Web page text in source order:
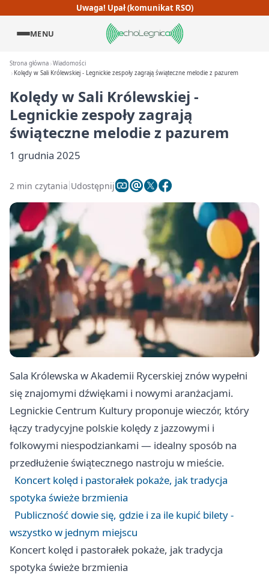
Uwaga! Upał (komunikat RSO)
MENU
Strona główna Wiadomości
Kolędy w Sali Królewskiej - Legnickie zespoły zagrają świąteczne melodie z pazurem
Kolędy w Sali Królewskiej -
Legnickie zespoły zagrają
świąteczne melodie z pazurem
1 grudnia 2025
2 min czytania Udostępnij
Sala Królewska w Akademii Rycerskiej znów wypełni
się znajomymi dźwiękami i nowymi aranżacjami.
Legnickie Centrum Kultury proponuje wieczór, który
łączy tradycyjne polskie kolędy z jazzowymi i
folkowymi niespodziankami — idealny sposób na
przedłużenie świątecznego nastroju w mieście.
Koncert kolęd i pastorałek pokaże, jak tradycja
spotyka świeże brzmienia
Publiczność dowie się, gdzie i za ile kupić bilety -
wszystko w jednym miejscu
Koncert kolęd i pastorałek pokaże, jak tradycja
spotyka świeże brzmienia